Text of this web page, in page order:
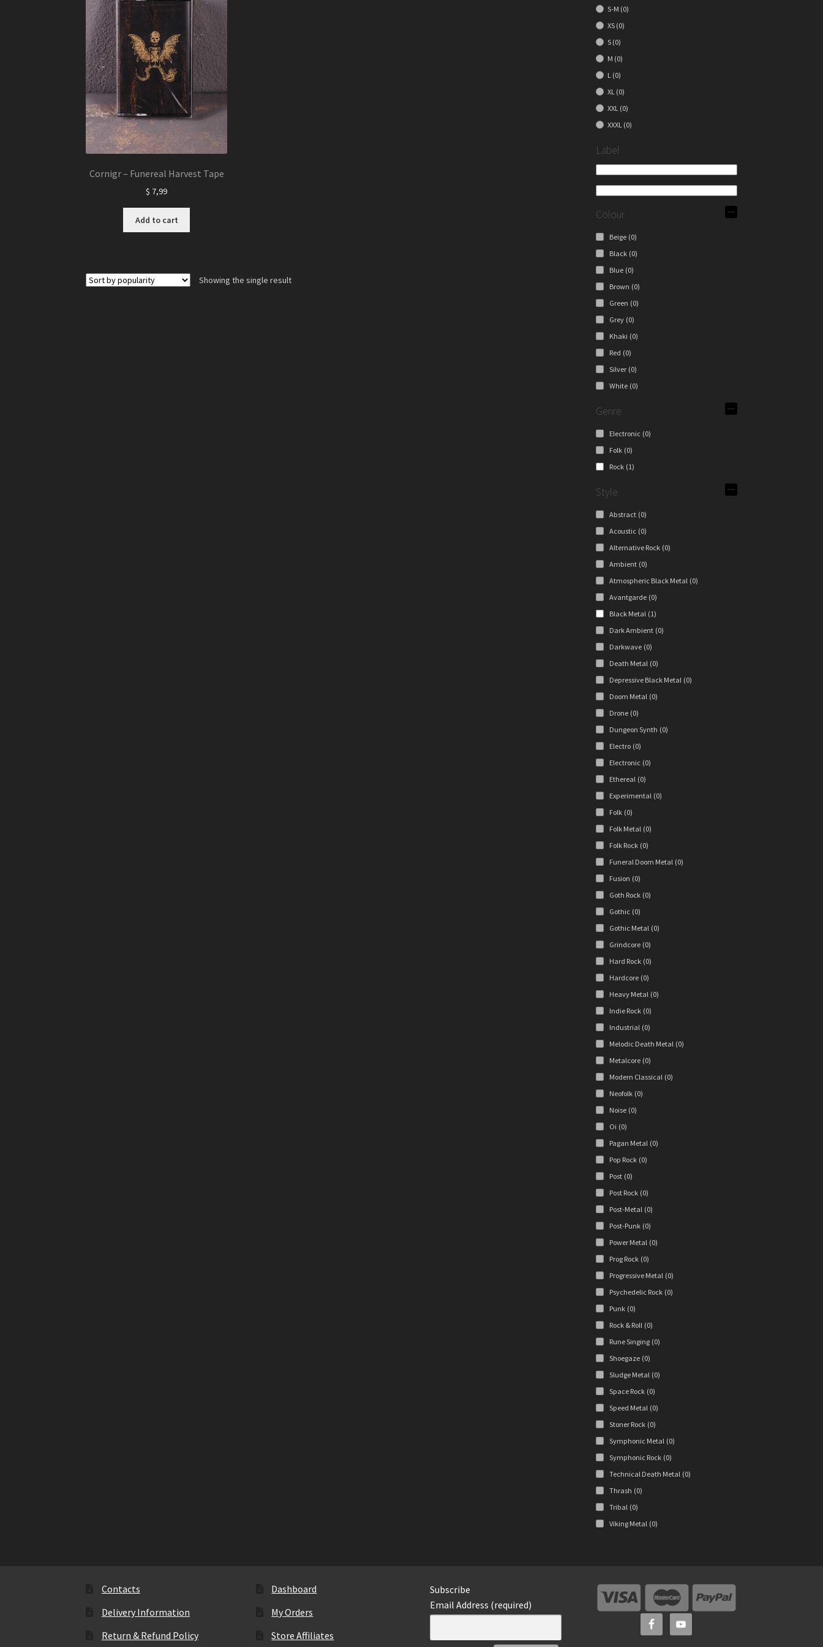
Cornigr – Funereal Harvest Tape
$ 7,99
Add to cart
Showing the single result
S-M (0)
XS (0)
S (0)
M (0)
L (0)
XL (0)
XXL (0)
XXXL (0)
Label
Colour
Beige (0)
Black (0)
Blue (0)
Brown (0)
Green (0)
Grey (0)
Khaki (0)
Red (0)
Silver (0)
White (0)
Genre
Electronic (0)
Folk (0)
Rock (1)
Style
Abstract (0)
Acoustic (0)
Alternative Rock (0)
Ambient (0)
Atmospheric Black Metal (0)
Avantgarde (0)
Black Metal (1)
Dark Ambient (0)
Darkwave (0)
Death Metal (0)
Depressive Black Metal (0)
Doom Metal (0)
Drone (0)
Dungeon Synth (0)
Electro (0)
Electronic (0)
Ethereal (0)
Experimental (0)
Folk (0)
Folk Metal (0)
Folk Rock (0)
Funeral Doom Metal (0)
Fusion (0)
Goth Rock (0)
Gothic (0)
Gothic Metal (0)
Grindcore (0)
Hard Rock (0)
Hardcore (0)
Heavy Metal (0)
Indie Rock (0)
Industrial (0)
Melodic Death Metal (0)
Metalcore (0)
Modern Classical (0)
Neofolk (0)
Noise (0)
Oi (0)
Pagan Metal (0)
Pop Rock (0)
Post (0)
Post Rock (0)
Post-Metal (0)
Post-Punk (0)
Power Metal (0)
Prog Rock (0)
Progressive Metal (0)
Psychedelic Rock (0)
Punk (0)
Rock & Roll (0)
Rune Singing (0)
Shoegaze (0)
Sludge Metal (0)
Space Rock (0)
Speed Metal (0)
Stoner Rock (0)
Symphonic Metal (0)
Symphonic Rock (0)
Technical Death Metal (0)
Thrash (0)
Tribal (0)
Viking Metal (0)
Contacts
Delivery Information
Return & Refund Policy
Dashboard
My Orders
Store Affiliates
Subscribe
Email Address (required)